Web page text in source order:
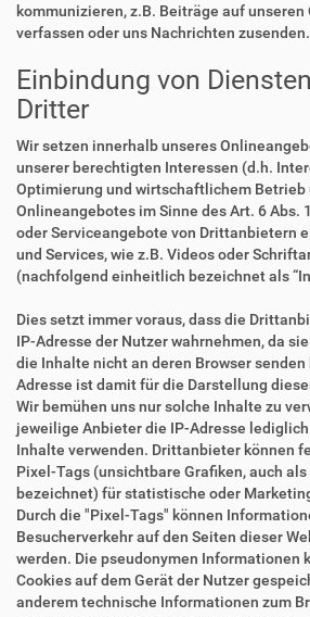
kommunizieren, z.B. Beiträge auf unseren
verfassen oder uns Nachrichten zusenden.
Einbindung von
Dritter
Wir setzen innerhalb unseres
unserer berechtigten Interessen (d.h.
Optimierung und wirtschaftlichem Betrieb
Onlineangebotes im Sinne des Art. 6 Abs.
oder Serviceangebote von Drittanbietern
und Services, wie z.B. Videos oder
(nachfolgend einheitlich bezeichnet als
Dies setzt immer voraus, dass die
IP-Adresse der Nutzer wahrnehmen, da
die Inhalte nicht an deren Browser senden
Adresse ist damit für die Darstellung
Wir bemühen uns nur solche Inhalte zu
jeweilige Anbieter die IP-Adresse
Inhalte verwenden. Drittanbieter können
Pixel-Tags (unsichtbare Grafiken, auch als
bezeichnet) für statistische oder
Durch die "Pixel-Tags" können
Besucherverkehr auf den Seiten dieser
werden. Die pseudonymen Informationen
Cookies auf dem Gerät der Nutzer
anderem technische Informationen zum